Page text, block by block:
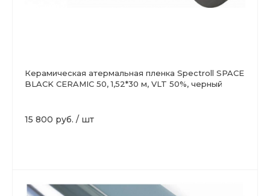
Керамическая атермальная пленка Spectroll SPACE
BLACK CERAMIC 50, 1,52*30 м, VLT 50%, черный
15 800 руб. / шт